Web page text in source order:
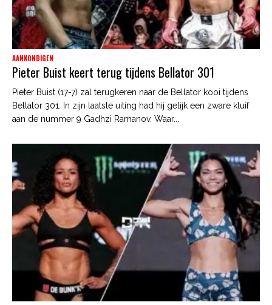
AANKONDIGEN
Pieter Buist keert terug tijdens Bellator 301
Pieter Buist (17-7) zal terugkeren naar de Bellator kooi tijdens
Bellator 301. In zijn laatste uiting had hij gelijk een zware kluif
aan de nummer 9 Gadhzi Ramanov. Waar...